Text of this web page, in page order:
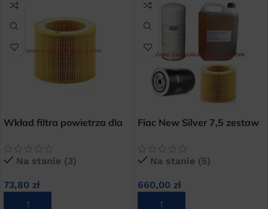
Wkład filtra powietrza dla
Na stanie (3)
73,80 zł
DODAJ DO KOSZYKA
Fiac New Silver 7,5 zestaw
Na stanie (5)
660,00 zł
DODAJ DO KOSZYKA